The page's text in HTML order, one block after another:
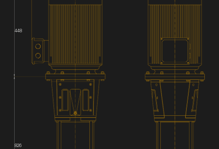
448
826